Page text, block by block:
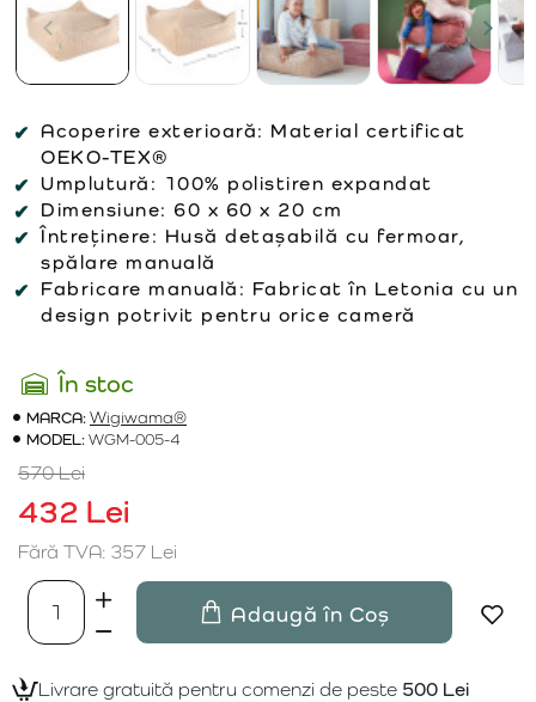
Acoperire exterioară: Material certificat
OEKO-TEX®
Umplutură: 100% polistiren expandat
Dimensiune: 60 x 60 x 20 cm
Întreținere: Husă detașabilă cu fermoar,
spălare manuală
Fabricare manuală: Fabricat în Letonia cu un
design potrivit pentru orice cameră
În stoc
MARCA:Wigiwama®
MODEL:WGM-005-4
432 Lei
570 Lei
Fără TVA: 357 Lei
Adaugă în Coș
Livrare gratuită pentru comenzi de peste 500 Lei